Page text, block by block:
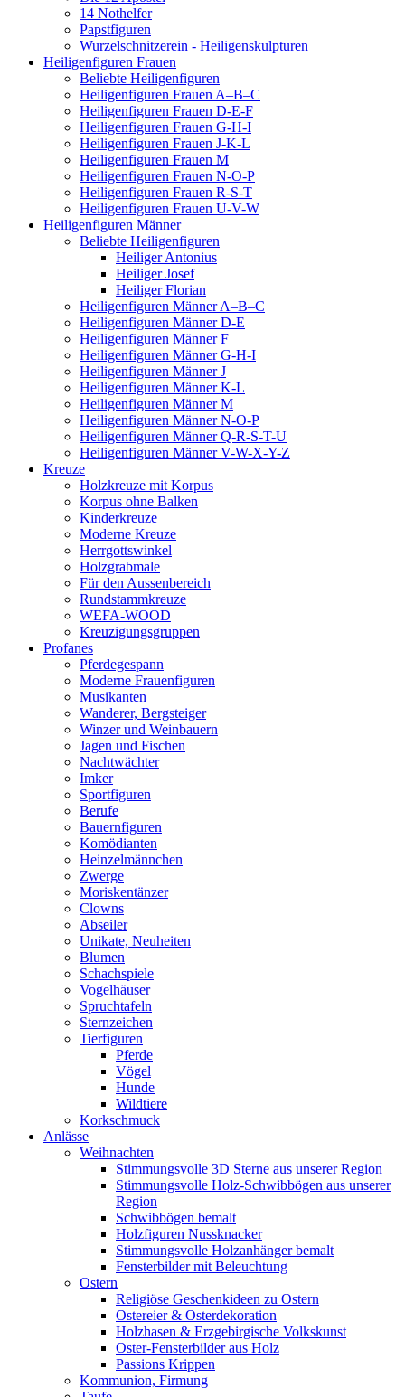
14 Nothelfer
Papstfiguren
Wurzelschnitzerein - Heiligenskulpturen
Heiligenfiguren Frauen
Beliebte Heiligenfiguren
Heiligenfiguren Frauen A–B–C
Heiligenfiguren Frauen D-E-F
Heiligenfiguren Frauen G-H-I
Heiligenfiguren Frauen J-K-L
Heiligenfiguren Frauen M
Heiligenfiguren Frauen N-O-P
Heiligenfiguren Frauen R-S-T
Heiligenfiguren Frauen U-V-W
Heiligenfiguren Männer
Beliebte Heiligenfiguren
Heiliger Antonius
Heiliger Josef
Heiliger Florian
Heiligenfiguren Männer A–B–C
Heiligenfiguren Männer D-E
Heiligenfiguren Männer F
Heiligenfiguren Männer G-H-I
Heiligenfiguren Männer J
Heiligenfiguren Männer K-L
Heiligenfiguren Männer M
Heiligenfiguren Männer N-O-P
Heiligenfiguren Männer Q-R-S-T-U
Heiligenfiguren Männer V-W-X-Y-Z
Kreuze
Holzkreuze mit Korpus
Korpus ohne Balken
Kinderkreuze
Moderne Kreuze
Herrgottswinkel
Holzgrabmale
Für den Aussenbereich
Rundstammkreuze
WEFA-WOOD
Kreuzigungsgruppen
Profanes
Pferdegespann
Moderne Frauenfiguren
Musikanten
Wanderer, Bergsteiger
Winzer und Weinbauern
Jagen und Fischen
Nachtwächter
Imker
Sportfiguren
Berufe
Bauernfiguren
Komödianten
Heinzelmännchen
Zwerge
Moriskentänzer
Clowns
Abseiler
Unikate, Neuheiten
Blumen
Schachspiele
Vogelhäuser
Spruchtafeln
Sternzeichen
Tierfiguren
Pferde
Vögel
Hunde
Wildtiere
Korkschmuck
Anlässe
Weihnachten
Stimmungsvolle 3D Sterne aus unserer Region
Stimmungsvolle Holz-Schwibbögen aus unserer
Region
Schwibbögen bemalt
Holzfiguren Nussknacker
Stimmungsvolle Holzanhänger bemalt
Fensterbilder mit Beleuchtung
Ostern
Religiöse Geschenkideen zu Ostern
Ostereier & Osterdekoration
Holzhasen & Erzgebirgische Volkskunst
Oster-Fensterbilder aus Holz
Passions Krippen
Kommunion, Firmung